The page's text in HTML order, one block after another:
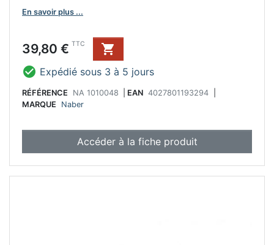
En savoir plus ...
Prix
39,80 € TTC

 Expédié sous 3 à 5 jours
RÉFÉRENCE NA 1010048 EAN 4027801193294
MARQUE
Naber
Accéder à la fiche produit